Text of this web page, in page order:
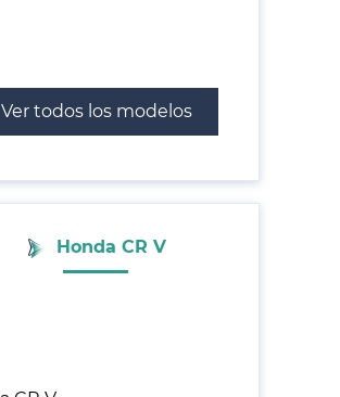
Ver todos los modelos
Honda CR V